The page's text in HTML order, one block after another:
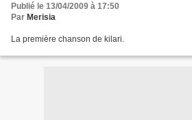
Publié le 13/04/2009 à 17:50
Par Merisia
La première chanson de kilari.